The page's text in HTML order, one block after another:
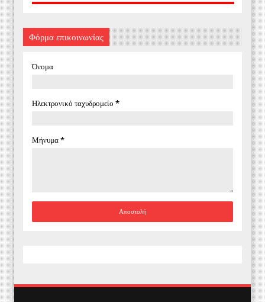
Φόρμα επικοινωνίας
Όνομα
Ηλεκτρονικό ταχυδρομείο *
Μήνυμα*